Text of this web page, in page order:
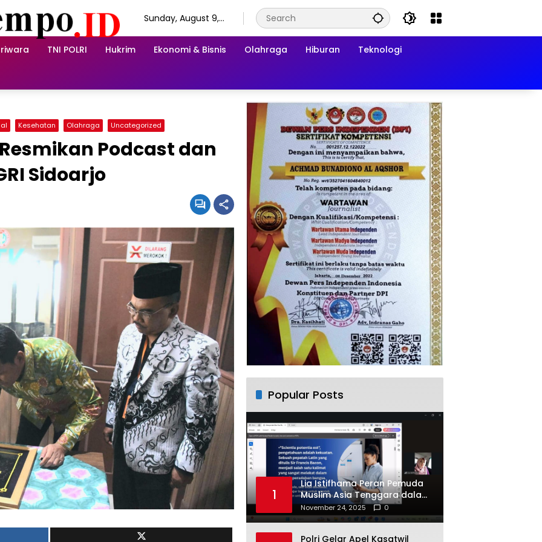
Sunday, August 9,
TNI POLRI Hukrim Ekonomi & Bisnis Olahraga Hiburan Teknologi
Kesehatan Olahraga Uncategorized
Podcast dan
Sidoarjo
Popular Posts
1
Lia Istifhama Peran Pemuda
Muslim Asia Tenggara dalam
Inovasi dan Kolaborasi
Internasional
November 24, 2025 0
Polri Gelar Apel Kasatwil